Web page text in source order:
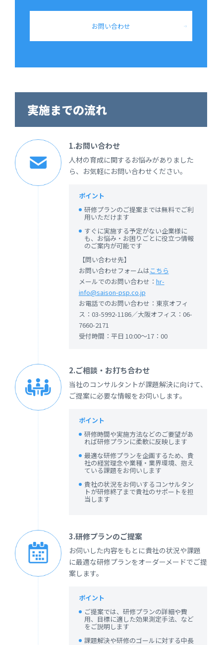
お問い合わせ
実施までの流れ
1.お問い合わせ
人材の育成に関するお悩みがありました
ら、お気軽にお問い合わせください。
ポイント
研修プランのご提案までは無料でご利
用いただけます
すぐに実施する予定がない企業様に
も、お悩み・お困りごとに役立つ情報
のご案内が可能です
【問い合わせ先】
お問い合わせフォームはこちら
メールでのお問い合わせ： hr-
info@saison-psp.co.jp
お電話でのお問い合わせ：東京オフィ
ス：03-5992-1186／大阪オフィス：06-
7660-2171
受付時間：平日 10:00～17：00
2.ご相談・お打ち合わせ
当社のコンサルタントが課題解決に向けて、
ご提案に必要な情報をお伺いします。
ポイント
研修時間や実施方法などのご要望があ
れば研修プランに柔軟に反映します
最適な研修プランを企画するため、貴
社の経営理念や業種・業界環境、抱え
ている課題をお伺いします
貴社の状況をお伺いするコンサルタン
トが研修終了まで貴社のサポートを担
当します
3.研修プランのご提案
お伺いした内容をもとに貴社の状況や課題
に最適な研修プランをオーダーメードでご提
案します。
ポイント
ご提案では、研修プランの詳細や費
用、目標に適した効果測定手法、など
をご説明します
課題解決や研修のゴールに対する中長